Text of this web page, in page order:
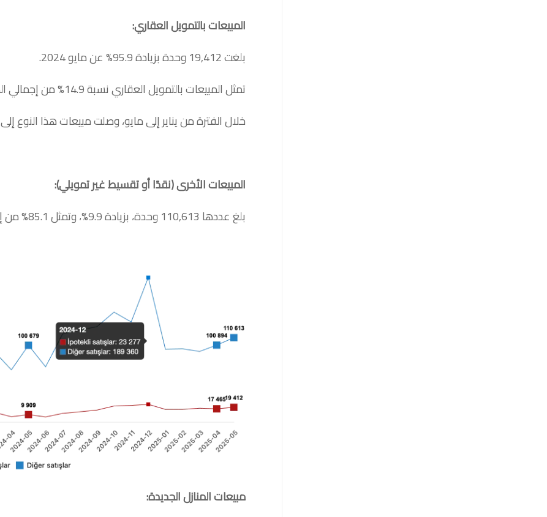
المبيعات بالتمويل العقاري:
بلغت 19,412 وحدة بزيادة 95.9% عن مايو 2024.
تمثل المبيعات بالتمويل العقاري نسبة 14.9% من إجمالي المبيعات.
خلال الفترة من يناير إلى مايو، وصلت مبيعات هذا النوع إلى 88,606 وحدة (+98.7%).
المبيعات الأخرى (نقدًا أو تقسيط غير تمويلي):
بلغ عددها 110,613 وحدة، بزيادة 9.9%، وتمثل 85.1% من إجمالي المبيعات.
مبيعات المنازل الجديدة: